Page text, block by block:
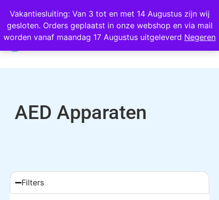
Vakantiesluiting: Van 3 tot en met 14 Augustus zijn wij
gesloten. Orders geplaatst in onze webshop en via mail
worden vanaf maandag 17 Augustus uitgeleverd Negeren
Wij scoren een 4,8 op Google
0
AED Apparaten
Filters